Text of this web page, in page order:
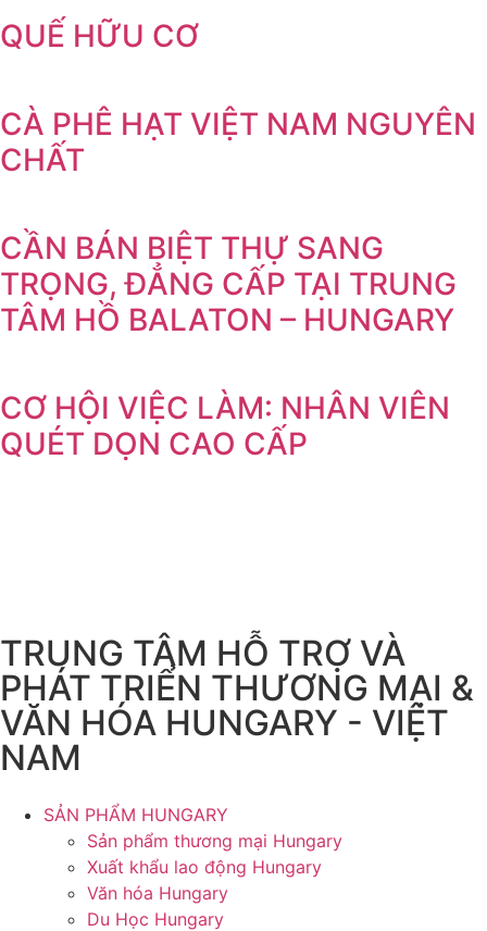
QUẾ HỮU CƠ
CÀ PHÊ HẠT VIỆT NAM NGUYÊN
CHẤT
CẦN BÁN BIỆT THỰ SANG
TRỌNG, ĐẲNG CẤP TẠI TRUNG
TÂM HỒ BALATON – HUNGARY
CƠ HỘI VIỆC LÀM: NHÂN VIÊN
QUÉT DỌN CAO CẤP
TRUNG TÂM HỖ TRỢ VÀ
PHÁT TRIỂN THƯƠNG MẠI &
VĂN HÓA HUNGARY - VIỆT
NAM
SẢN PHẨM HUNGARY
Sản phẩm thương mại Hungary
Xuất khẩu lao động Hungary
Văn hóa Hungary
Du Học Hungary